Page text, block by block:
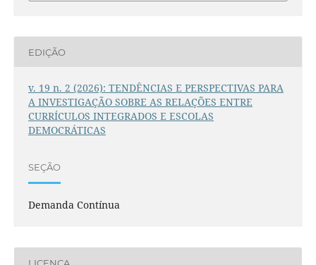
EDIÇÃO
v. 19 n. 2 (2026): TENDÊNCIAS E PERSPECTIVAS PARA
A INVESTIGAÇÃO SOBRE AS RELAÇÕES ENTRE
CURRÍCULOS INTEGRADOS E ESCOLAS
DEMOCRÁTICAS
SEÇÃO
Demanda Contínua
LICENÇA